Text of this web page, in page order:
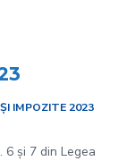
IMPOZITE 2023
6 și 7 din Legea